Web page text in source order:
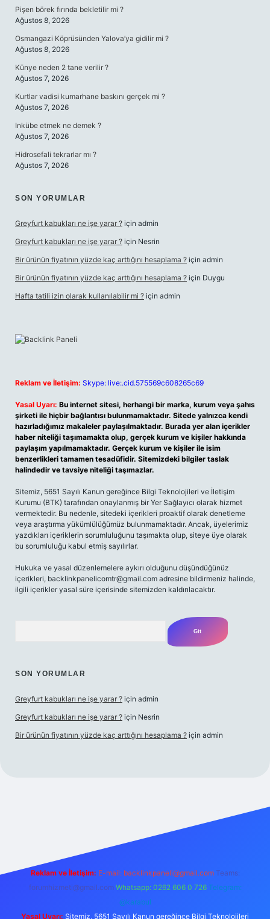
Pişen börek fırında bekletilir mi ?
Ağustos 8, 2026
Osmangazi Köprüsünden Yalova’ya gidilir mi ?
Ağustos 8, 2026
Künye neden 2 tane verilir ?
Ağustos 7, 2026
Kurtlar vadisi kumarhane baskını gerçek mi ?
Ağustos 7, 2026
Inkübe etmek ne demek ?
Ağustos 7, 2026
Hidrosefali tekrarlar mı ?
Ağustos 7, 2026
SON YORUMLAR
Greyfurt kabukları ne işe yarar ? için admin
Greyfurt kabukları ne işe yarar ? için Nesrin
Bir ürünün fiyatının yüzde kaç arttığını hesaplama ? için admin
Bir ürünün fiyatının yüzde kaç arttığını hesaplama ? için Duygu
Hafta tatili izin olarak kullanılabilir mi ? için admin
Reklam ve İletişim: Skype: live:.cid.575569c608265c69
Yasal Uyarı: Bu internet sitesi, herhangi bir marka, kurum veya şahıs
şirketi ile hiçbir bağlantısı bulunmamaktadır. Sitede yalnızca kendi
hazırladığımız makaleler paylaşılmaktadır. Burada yer alan içerikler
haber niteliği taşımamakta olup, gerçek kurum ve kişiler hakkında
paylaşım yapılmamaktadır. Gerçek kurum ve kişiler ile isim
benzerlikleri tamamen tesadüfidir. Sitemizdeki bilgiler taslak
halindedir ve tavsiye niteliği taşımazlar.
Sitemiz, 5651 Sayılı Kanun gereğince Bilgi Teknolojileri ve İletişim
Kurumu (BTK) tarafından onaylanmış bir Yer Sağlayıcı olarak hizmet
vermektedir. Bu nedenle, sitedeki içerikleri proaktif olarak denetleme
veya araştırma yükümlülüğümüz bulunmamaktadır. Ancak, üyelerimiz
yazdıkları içeriklerin sorumluluğunu taşımakta olup, siteye üye olarak
bu sorumluluğu kabul etmiş sayılırlar.
Hukuka ve yasal düzenlemelere aykırı olduğunu düşündüğünüz
içerikleri, backlinkpanelicomtr@gmail.com adresine bildirmeniz halinde,
ilgili içerikler yasal süre içerisinde sitemizden kaldırılacaktır.
SON YORUMLAR
Greyfurt kabukları ne işe yarar ? için admin
Greyfurt kabukları ne işe yarar ? için Nesrin
Bir ürünün fiyatının yüzde kaç arttığını hesaplama ? için admin
Reklam ve İletişim: E-mail: backlinkpaneli@gmail.com Teams:
forumhizmeti@gmail.com Whatsapp: 0262 606 0 726 Telegram:
@karabul
Yasal Uyarı: Sitemiz, 5651 Sayılı Kanun gereğince Bilgi Teknolojileri